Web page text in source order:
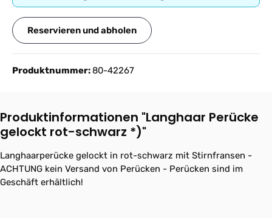
Reservieren und abholen
Produktnummer:80-42267
Produktinformationen "Langhaar Perücke
gelockt rot-schwarz *)"
Langhaarperücke gelockt in rot-schwarz mit Stirnfransen -
ACHTUNG kein Versand von Perücken - Perücken sind im
Geschäft erhältlich!